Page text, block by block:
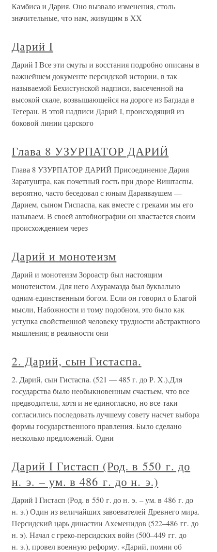
Камбиса и Дария. Оно вызвало изменения, столь
значительные, что нам, живущим в XX
Дарий I
Дарий I Все эти смуты и восстания подробно описаны в
важнейшем документе персидской истории, в так
называемой Бехистунской надписи, высеченной на
высокой скале, возвышающейся на дороге из Багдада в
Тегеран. В этой надписи Дарий I, происходящий из
боковой линии царского
Глава 8 УЗУРПАТОР ДАРИЙ
Глава 8 УЗУРПАТОР ДАРИЙ Присоединение Дария
Заратуштра, как почетный гость при дворе Виштаспы,
вероятно, часто беседовал с юным Дараяваушем —
Дарием, сыном Гиспаспа, как вместе с греками мы его
называем. В своей автобиографии он хвастается своим
происхождением через
Дарий и монотеизм
Дарий и монотеизм Зороастр был настоящим
монотеистом. Для него Ахурамазда был буквально
одним-единственным богом. Если он говорил о Благой
мысли, Набожности и тому подобном, это было как
уступка свойственной человеку трудности абстрактного
мышления; в реальности они
2. Дарий, сын Гистаспа.
2. Дарий, сын Гистаспа. (521 — 485 г. до Р. X.).Для
государства было необыкновенным счастьем, что все
предводители, хотя и не единогласно, но все-таки
согласились последовать лучшему совету насчет выбора
формы государственного правления. Было сделано
несколько предложений. Одни
Дарий I Гистасп (Род. в 550 г. до
н. э. – ум. в 486 г. до н. э.)
Дарий I Гистасп (Род. в 550 г. до н. э. – ум. в 486 г. до
н. э.) Один из величайших завоевателей Древнего мира.
Персидский царь династии Ахеменидов (522–486 гг. до
н. э). Начал с греко-персидских войн (500–449 гг. до
н. э.), провел военную реформу. «Дарий, помни об